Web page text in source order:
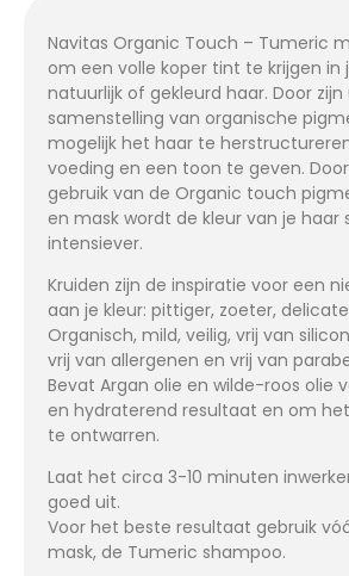
Navitas Organic Touch – Tumeric
om een volle koper tint te krijgen in
natuurlijk of gekleurd haar. Door zijn
samenstelling van organische
mogelijk het haar te
voeding en een toon te geven.
gebruik van de Organic touch
en mask wordt de kleur van je haar
intensiever.
Kruiden zijn de inspiratie voor een
aan je kleur: pittiger, zoeter,
Organisch, mild, veilig, vrij van
vrij van allergenen en vrij van
Bevat Argan olie en wilde-roos olie
en hydraterend resultaat en om
te ontwarren.
Laat het circa 3-10 minuten
goed uit.
Voor het beste resultaat gebruik
mask, de Tumeric shampoo.